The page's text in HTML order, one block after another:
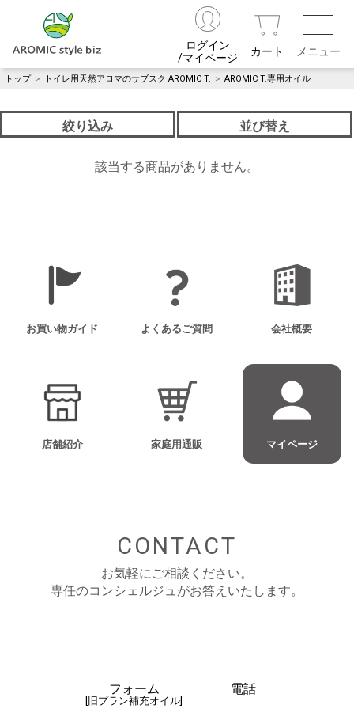
ログイン
/マイページ
カート
トップ ＞ トイレ用天然アロマのサブスク AROMIC T. ＞ AROMIC T.専用オイル
絞り込み 並び替え
該当する商品がありません。
お買い物ガイド よくあるご質問 会社概要
店舗紹介 家庭用通販 マイページ
CONTACT
お気軽にご相談ください。
専任のコンシェルジュがお答えいたします。
フォーム
[旧プラン補充オイル]
電話